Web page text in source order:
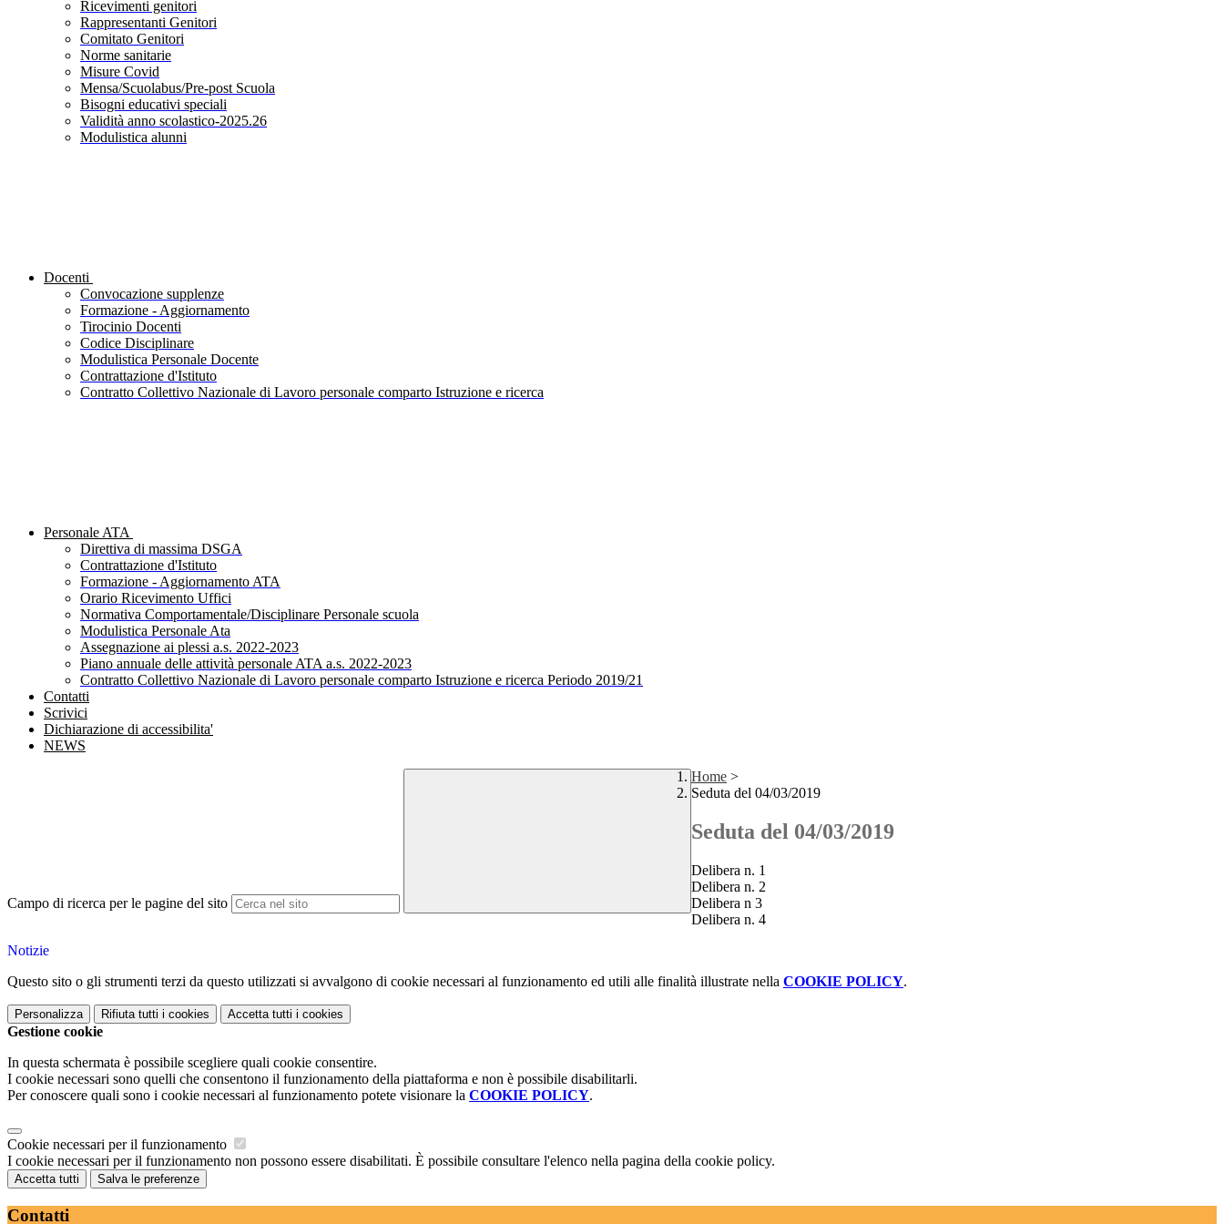
Ricevimenti genitori
Rappresentanti Genitori
Comitato Genitori
Norme sanitarie
Misure Covid
Mensa/Scuolabus/Pre-post Scuola
Bisogni educativi speciali
Validità anno scolastico-2025.26
Modulistica alunni
Docenti
Convocazione supplenze
Formazione - Aggiornamento
Tirocinio Docenti
Codice Disciplinare
Modulistica Personale Docente
Contrattazione d'Istituto
Contratto Collettivo Nazionale di Lavoro personale comparto Istruzione e ricerca
Personale ATA
Direttiva di massima DSGA
Contrattazione d'Istituto
Formazione - Aggiornamento ATA
Orario Ricevimento Uffici
Normativa Comportamentale/Disciplinare Personale scuola
Modulistica Personale Ata
Assegnazione ai plessi a.s. 2022-2023
Piano annuale delle attività personale ATA a.s. 2022-2023
Contratto Collettivo Nazionale di Lavoro personale comparto Istruzione e ricerca Periodo 2019/21
Contatti
Scrivici
Dichiarazione di accessibilita'
NEWS
Campo di ricerca per le pagine del sito
Home >
Seduta del 04/03/2019
Seduta del 04/03/2019
Delibera n. 1
Delibera n. 2
Delibera n 3
Delibera n. 4
Notizie
Questo sito o gli strumenti terzi da questo utilizzati si avvalgono di cookie necessari al funzionamento ed utili alle finalità illustrate nella COOKIE POLICY.
Personalizza Rifiuta tutti i cookies Accetta tutti i cookies
Gestione cookie
In questa schermata è possibile scegliere quali cookie consentire.
I cookie necessari sono quelli che consentono il funzionamento della piattaforma e non è possibile disabilitarli.
Per conoscere quali sono i cookie necessari al funzionamento potete visionare la COOKIE POLICY.
Cookie necessari per il funzionamento
I cookie necessari per il funzionamento non possono essere disabilitati. È possibile consultare l'elenco nella pagina della cookie policy.
Accetta tutti Salva le preferenze
Contatti